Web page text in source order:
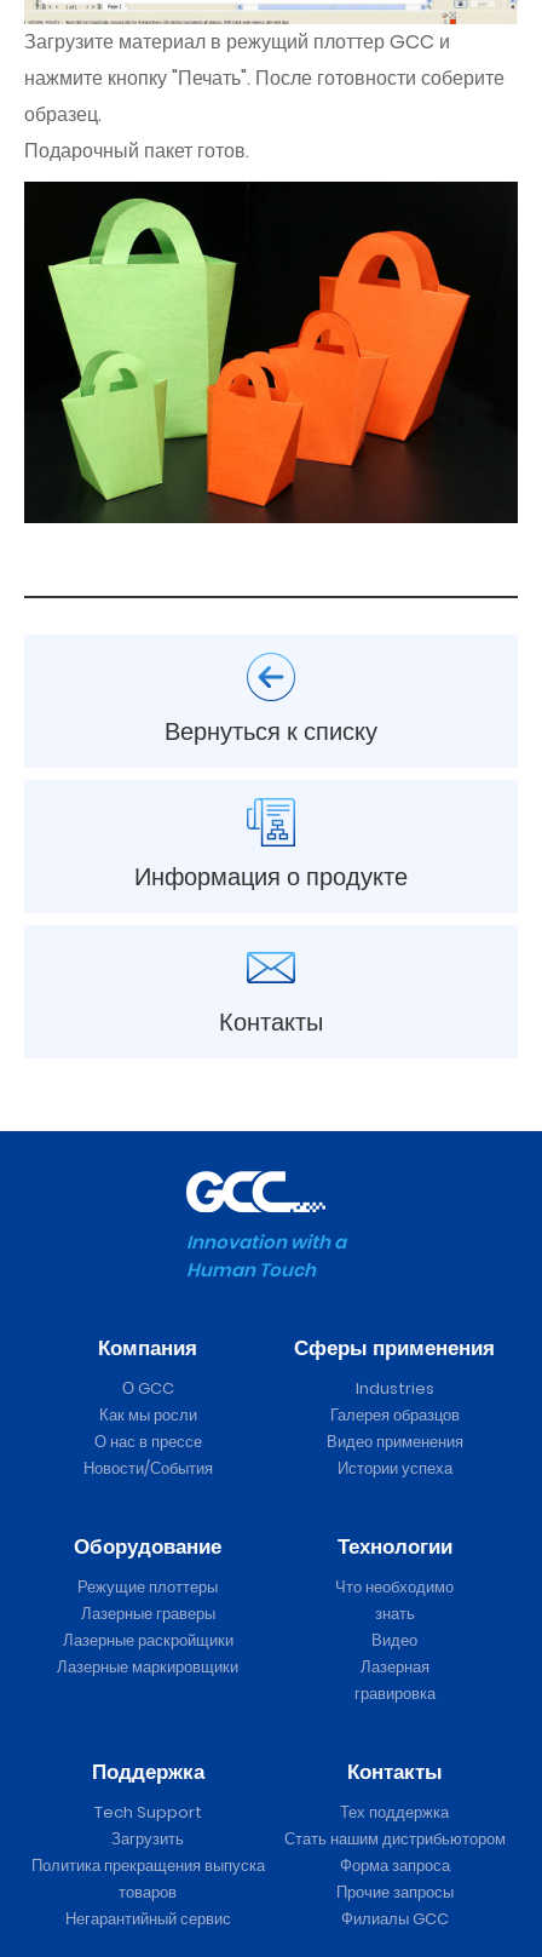
Загрузите материал в режущий плоттер GCC и
нажмите кнопку "Печать". После готовности соберите
образец.
Подарочный пакет готов.
Вернуться к списку
Информация о продукте
Контакты
Innovation with a
Human Touch
Компания
О GCC
Как мы росли
О нас в прессе
Новости/События
Сферы применения
Industries
Галерея образцов
Видео применения
Истории успеха
Оборудование
Режущие плоттеры
Лазерные граверы
Лазерные раскройщики
Лазерные маркировщики
Технологии
Что необходимо
знать
Видео
Лазерная
гравировка
Поддержка
Tech Support
Загрузить
Политика прекращения выпуска
товаров
Негарантийный сервис
Контакты
Тех поддержка
Стать нашим дистрибьютором
Форма запроса
Прочие запросы
Филиалы GCC